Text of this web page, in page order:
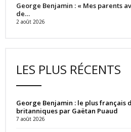
George Benjamin : « Mes parents
de…
2 août 2026
LES PLUS RÉCENTS
George Benjamin : le plus français
britanniques par Gaëtan Puaud
7 août 2026